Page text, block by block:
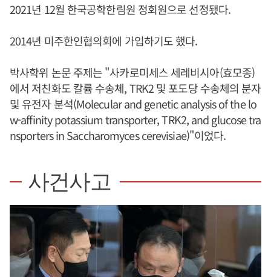
2021년 12월 한국공학한림원 정회원으로 선정됐다.
2014년 미주한인협의회에 가입하기도 했다.
박사학위 논문 주제는 "사카로미세스 세레비시아(효모종)
에서 저친화도 칼륨 수송체, TRK2 및 포도당 수송체의 분자
및 유전자 분석(Molecular and genetic analysis of the lo
w-affinity potassium transporter, TRK2, and glucose tra
nsporters in Saccharomyces cerevisiae)"이었다.
사건사고